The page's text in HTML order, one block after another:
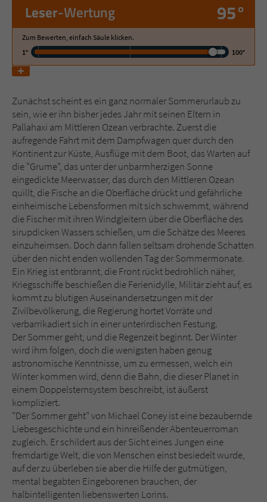
Leser-Wertung 95°
Zum Bewerten, einfach Säule klicken.
1°
100°
Zunächst scheint es ein ganz normaler Sommerurlaub zu
sein, wie er ihn bisher jedes Jahr mit seinen Eltern in
Pallahaxi am Mittleren Ozean verbrachte. Zuerst die
aufregende Fahrt mit dem Dampfwagen quer durch den
Kontinent zur Küste, Ausflüge mit dem Boot, das Warten auf
die "Grume", das unter der unbarmherzigen Sonne
eingedickte Meerwasser, das durch den Mittleren Ozean
quillt, die Fische an die Oberfläche drückt und gefährliche
einheimische Lebensformen mit sich schwemmt, während
die Fischer mit ihren Windgleitern über die Oberfläche des
sirupdicken Wassers schießen, um die Schätze des Meeres
einzuheimsen. Doch dann fallen seltsam drohende Schatten
über den nicht enden wollenden Tag der Sommermonate.
Ein Krieg ist entbrannt, die Front rückt bedrohlich näher,
Kriegsschiffe beschießen die Ferienidylle, Militär zieht auf, es
kommt zu blutigen Auseinandersetzungen mit der
Zivilbevölkerung, die Regierung hortet Vorräte und
verbarrikadiert sich in einer unterirdischen Festung.
Der Sommer geht, und die Regenzeit beginnt. Der Winter
wird ihm folgen, doch die wenigsten haben genug
astronomische Kenntnisse, um zu ermessen, welch ein
Winter kommen wird, denn die Bahn, die dieser Planet in
einem Doppelsternsystem beschreibt, ist äußerst
kompliziert.
"Der Sommer geht" von Michael Coney ist eine bezaubernde
Liebesgeschichte und ein hinreißender Abenteuerroman
zugleich. Er schildert aus der Sicht eines Jungen eine
fremdartige Welt, die von Menschen einst besiedelt wurde,
auf der zu überleben sie aber die Hilfe der gutmütigen,
mental begabten Eingeborenen brauchen, der
halbintelligenten liebenswerten Lorins.
Name tx_pwcomments_ahash
Anbieter Literatur-Couch Medien GmbH & Co. KG
Zweck Cookie für Kommentare einzelner Buchtitel
Name fe_typo_user
Anbieter Literatur-Couch Medien GmbH & Co. KG
Laufzeit Session
Zweck
Dieses Cookie gewährleistet die
Kommunikation der Webseite mit dem
Benutzer. Es wird benötigt um z. B. den
Sicherheitscode des Kontaktformulars zu
überprüfen.